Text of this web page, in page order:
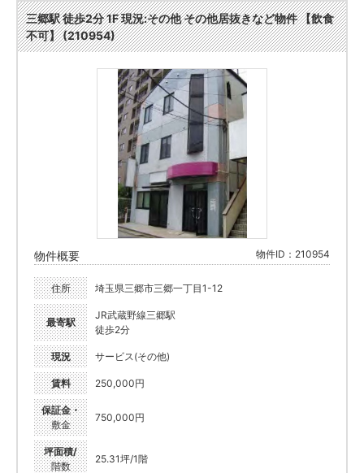
三郷駅 徒歩2分 1F 現況:その他 その他居抜きなど物件 【飲食
不可】 (210954)
物件概要 物件ID：210954
住所 埼玉県三郷市三郷一丁目1-12
最寄駅
JR武蔵野線三郷駅
徒歩2分
現況 サービス(その他)
賃料 250,000円
保証金・
敷金
750,000円
坪面積/
階数
25.31坪/1階